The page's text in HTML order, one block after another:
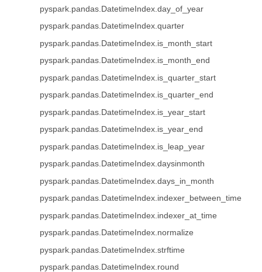
pyspark.pandas.DatetimeIndex.day_of_year
pyspark.pandas.DatetimeIndex.quarter
pyspark.pandas.DatetimeIndex.is_month_start
pyspark.pandas.DatetimeIndex.is_month_end
pyspark.pandas.DatetimeIndex.is_quarter_start
pyspark.pandas.DatetimeIndex.is_quarter_end
pyspark.pandas.DatetimeIndex.is_year_start
pyspark.pandas.DatetimeIndex.is_year_end
pyspark.pandas.DatetimeIndex.is_leap_year
pyspark.pandas.DatetimeIndex.daysinmonth
pyspark.pandas.DatetimeIndex.days_in_month
pyspark.pandas.DatetimeIndex.indexer_between_time
pyspark.pandas.DatetimeIndex.indexer_at_time
pyspark.pandas.DatetimeIndex.normalize
pyspark.pandas.DatetimeIndex.strftime
pyspark.pandas.DatetimeIndex.round